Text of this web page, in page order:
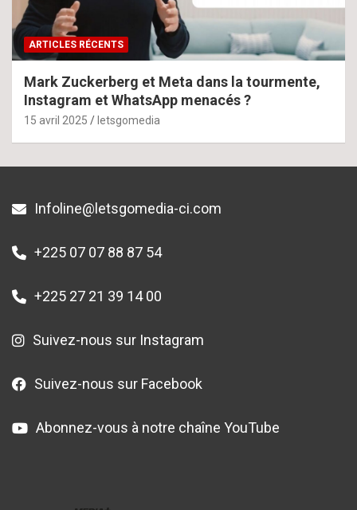
ARTICLES RÉCENTS
Mark Zuckerberg et Meta dans la tourmente,
Instagram et WhatsApp menacés ?
15 avril 2025 letsgomedia
Infoline@letsgomedia-ci.com
+225 07 07 88 87 54
+225 27 21 39 14 00
Suivez-nous sur Instagram
Suivez-nous sur Facebook
Abonnez-vous à notre chaîne YouTube